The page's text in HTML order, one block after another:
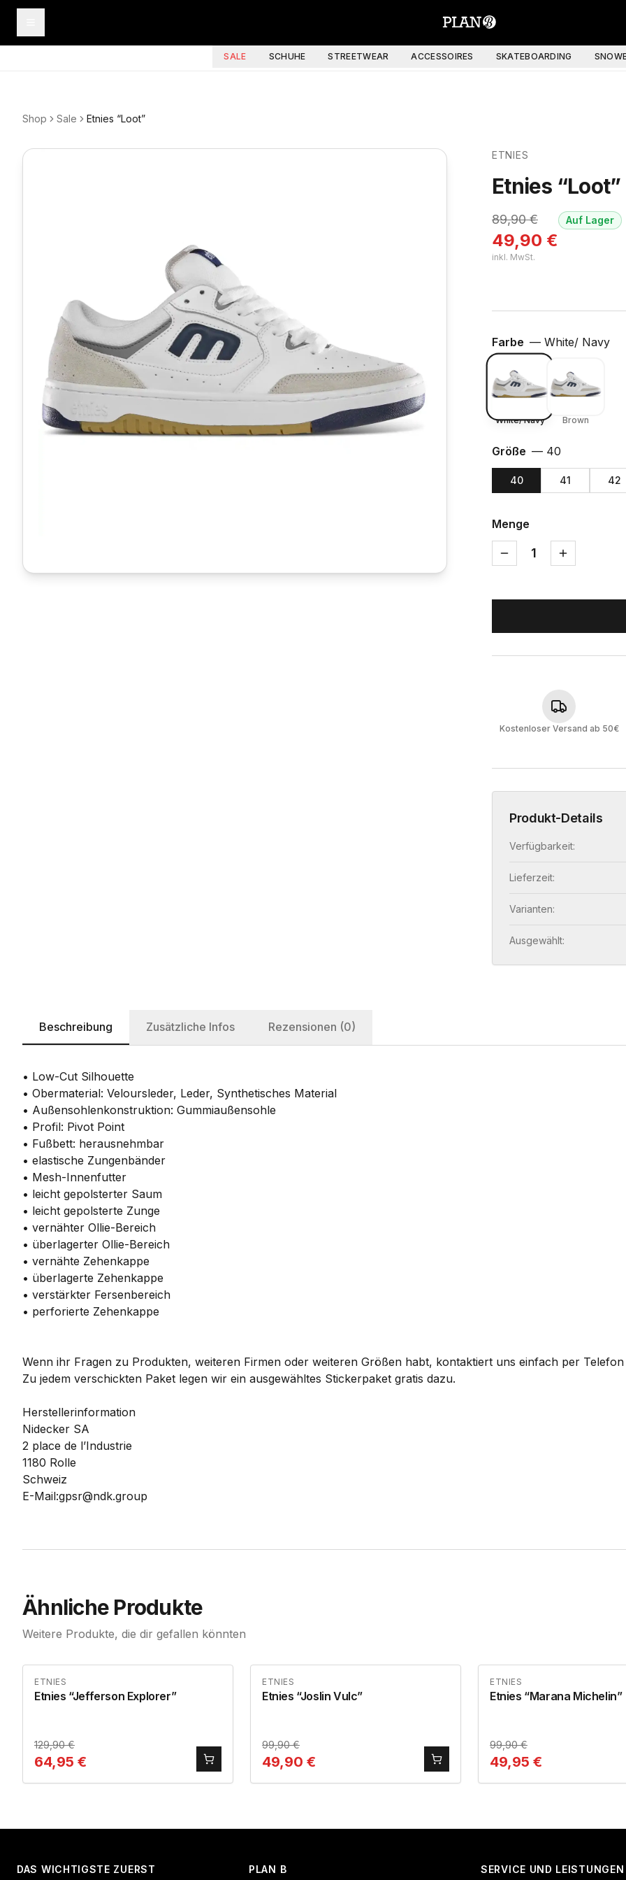
SALE SCHUHE STREETWEAR ACCESSOIRES SKATEBOARDING
Shop Sale Etnies “Loot”
ETNIES
Etnies “Loot”
89,90€
49,90 €
inkl. MwSt.
Auf Lager
Farbe — White/ Navy
White/ Navy Brown
Größe — 40
40 41 42
Menge
1
Kostenloser Versand ab 50€
Produkt-Details
Verfügbarkeit:
Lieferzeit:
Varianten:
Ausgewählt:
Beschreibung Zusätzliche Infos Rezensionen (0)
• Low-Cut Silhouette
• Obermaterial: Veloursleder, Leder, Synthetisches Material
• Außensohlenkonstruktion: Gummiaußensohle
• Profil: Pivot Point
• Fußbett: herausnehmbar
• elastische Zungenbänder
• Mesh-Innenfutter
• leicht gepolsterter Saum
• leicht gepolsterte Zunge
• vernähter Ollie-Bereich
• überlagerter Ollie-Bereich
• vernähte Zehenkappe
• überlagerte Zehenkappe
• verstärkter Fersenbereich
• perforierte Zehenkappe
Wenn ihr Fragen zu Produkten, weiteren Firmen oder weiteren Größen habt, kontaktiert uns einfach per Telefon
Zu jedem verschickten Paket legen wir ein ausgewähltes Stickerpaket gratis dazu.
Herstellerinformation
Nidecker SA
2 place de l’Industrie
1180 Rolle
Schweiz
E-Mail:gpsr@ndk.group
Ähnliche Produkte
Weitere Produkte, die dir gefallen könnten
ETNIES
Etnies “Jefferson Explorer”
129,90€
64,95 €
ETNIES
Etnies “Joslin Vulc”
99,90€
49,90 €
ETNIES
Etnies “Marana Michelin”
99,90€
49,95 €
DAS WICHTIGSTE ZUERST PLAN B SERVICE UND LEISTUNGEN